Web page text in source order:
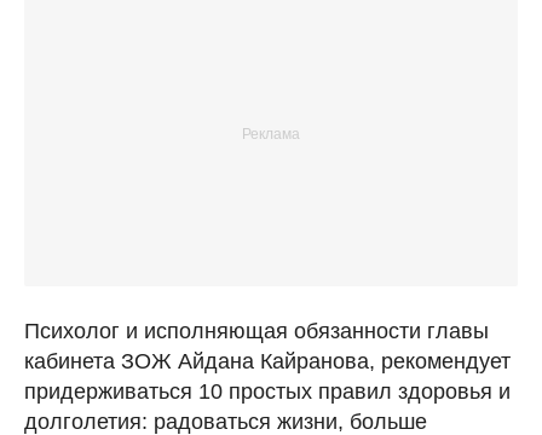
Психолог и исполняющая обязанности главы
кабинета ЗОЖ Айдана Кайранова, рекомендует
придерживаться 10 простых правил здоровья и
долголетия: радоваться жизни, больше